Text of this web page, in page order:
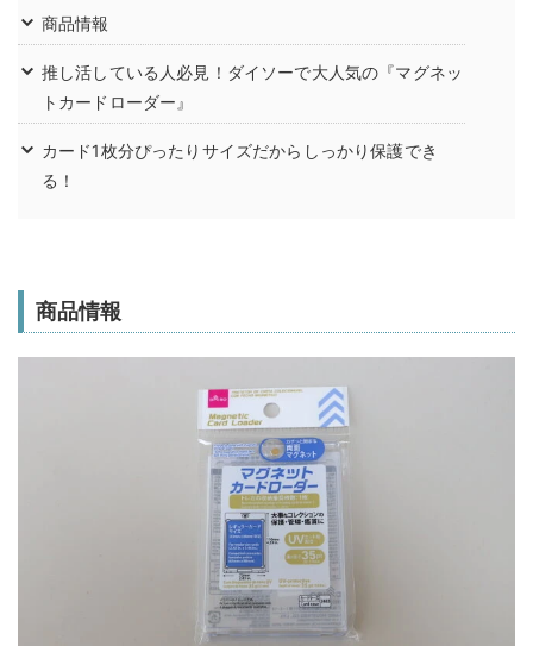
商品情報
推し活している人必見！ダイソーで大人気の『マグネッ
トカードローダー』
カード1枚分ぴったりサイズだからしっかり保護でき
る！
商品情報